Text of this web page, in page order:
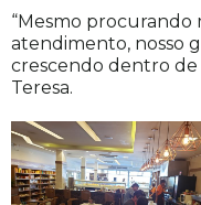
“Mesmo procurando
atendimento, nosso
crescendo dentro de
Teresa.